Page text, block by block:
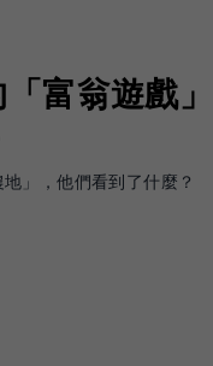
富翁遊戲
」，他們看到了什麼？